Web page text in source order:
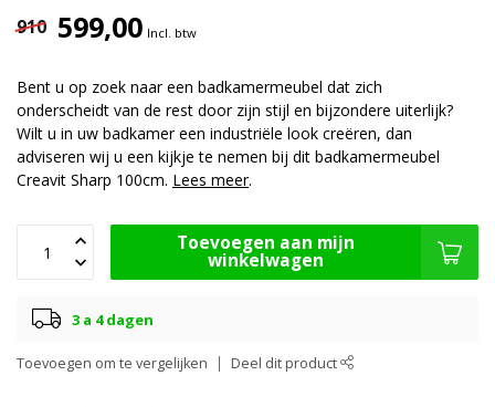
910 599,00 Incl. btw
Bent u op zoek naar een badkamermeubel dat zich
onderscheidt van de rest door zijn stijl en bijzondere uiterlijk?
Wilt u in uw badkamer een industriële look creëren, dan
adviseren wij u een kijkje te nemen bij dit badkamermeubel
Creavit Sharp 100cm. Lees meer.
Toevoegen aan mijn
winkelwagen
3 a 4 dagen
Toevoegen om te vergelijken Deel dit product